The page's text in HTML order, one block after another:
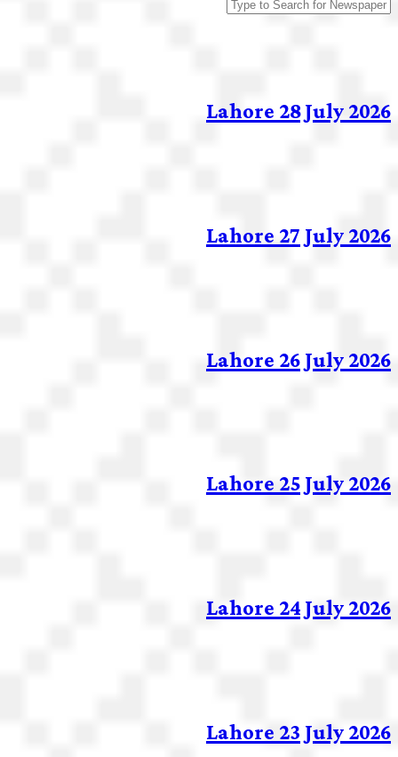
Lahore 28 July 2026
Lahore 27 July 2026
Lahore 26 July 2026
Lahore 25 July 2026
Lahore 24 July 2026
Lahore 23 July 2026